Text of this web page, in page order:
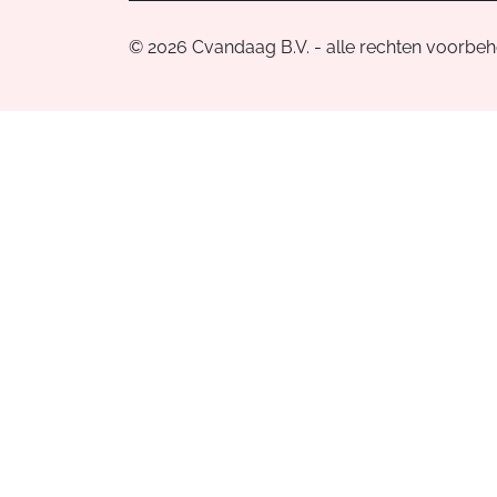
© 2026 Cvandaag B.V. - alle rechten